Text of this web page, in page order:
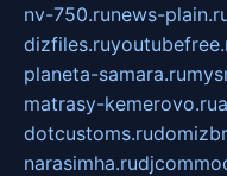
nv-750.runews-
dizfiles.ru
planeta-samara.ru
matrasy-kemerovo.ru
dotcustoms.ru
narasimha.ru